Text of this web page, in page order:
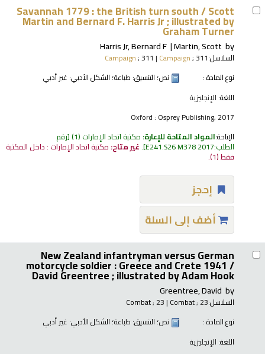
Savannah 1779 : the British turn south /Scott
Martin and Bernard F. Harris Jr ; illustrated by
Graham Turner
by
Martin, Scott
Harris Jr, Bernard F
السلاسل: Campaign; 311 | Campaign; 311
نوع المادة :
نص؛ التنسيق: طباعة؛ الشكل الأدبي: غير أدبي
اللغة: الإنجليزية
Oxford : Osprey Publishing, 2017
الإتاحة:المواد المتاحة للإعارة: مكتبة اتحاد الإمارات (1) رقم
الطلب:E241.S26 M378 2017
.غير متاح: مكتبة اتحاد الإمارات : داخل المكتبة
فقط(1).
إحجز
أضف إلى السلة
New Zealand infantryman versus German
motorcycle soldier : Greece and Crete 1941 /
David Greentree ; illustrated by Adam Hook
by
Greentree, David
السلاسل: Combat; 23| Combat; 23
نوع المادة :
نص؛ التنسيق: طباعة؛ الشكل الأدبي: غير أدبي
اللغة: الإنجليزية